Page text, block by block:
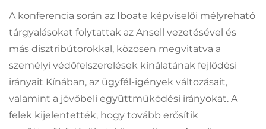
A konferencia során az Iboate képviselői mélyreható
tárgyalásokat folytattak az Ansell vezetésével és
más disztribútorokkal, közösen megvitatva a
személyi védőfelszerelések kínálatának fejlődési
irányait Kínában, az ügyfél-igények változásait,
valamint a jövőbeli együttműködési irányokat. A
felek kijelentették, hogy tovább erősítik